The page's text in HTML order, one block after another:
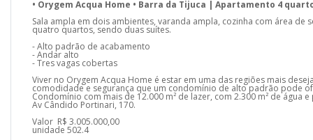
• Orygem Acqua Home • Barra da Tijuca | Apartamento 4
Sala ampla em dois ambientes, varanda ampla, cozinha com área de
quatro quartos, sendo duas suítes.
- Alto padrão de acabamento
- Andar alto
- Tres vagas cobertas
Viver no Orygem Acqua Home é estar em uma das regiões mais
comodidade e segurança que um condomínio de alto padrão pode
Condomínio com mais de 12.000 m² de lazer, com 2.300 m² de água
Av Cândido Portinari, 170.
Valor R$ 3.005.000,00
unidade 502.4